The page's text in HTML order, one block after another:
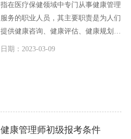
指在医疗保健领域中专门从事健康管理
服务的职业人员，其主要职责是为人们
提供健康咨询、健康评估、健康规划等
服务，协助人们预防和控制慢性病、促
日期：2023-03-09
健康管理师初级报考条件